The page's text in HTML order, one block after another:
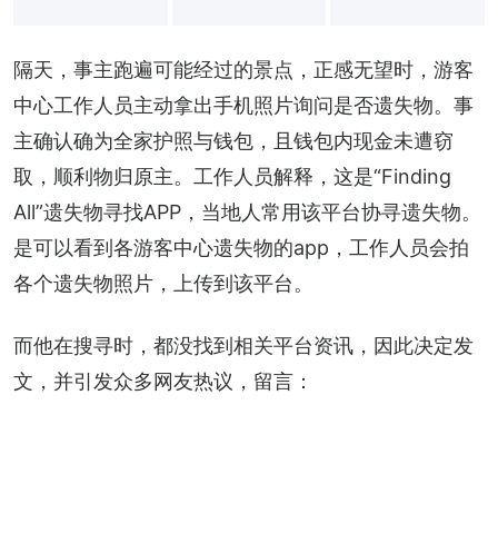
+5
隔天，事主跑遍可能经过的景点，正感无望时，游客
中心工作人员主动拿出手机照片询问是否遗失物。事
主确认确为全家护照与钱包，且钱包内现金未遭窃
取，顺利物归原主。工作人员解释，这是“Finding
All”遗失物寻找APP，当地人常用该平台协寻遗失物。
是可以看到各游客中心遗失物的app，工作人员会拍
各个遗失物照片，上传到该平台。
而他在搜寻时，都没找到相关平台资讯，因此决定发
文，并引发众多网友热议，留言：